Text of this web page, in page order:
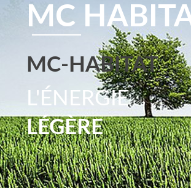
MC
MC-HABITAT
L'ÉNERGIE
LÉGÈRE